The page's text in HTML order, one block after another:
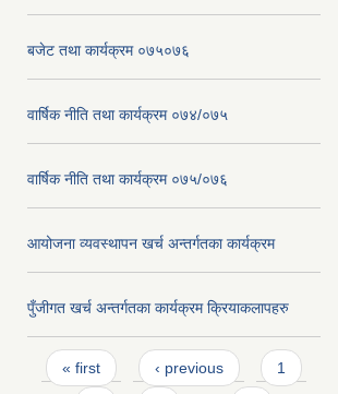
बजेट तथा कार्यक्रम ०७५०७६
वार्षिक नीति तथा कार्यक्रम ०७४/०७५
वार्षिक नीति तथा कार्यक्रम ०७५/०७६
आयोजना व्यवस्थापन खर्च अन्तर्गतका कार्यक्रम
पुँजीगत खर्च अन्तर्गतका कार्यक्रम क्रियाकलापहरु
Pages
« first ‹ previous 1